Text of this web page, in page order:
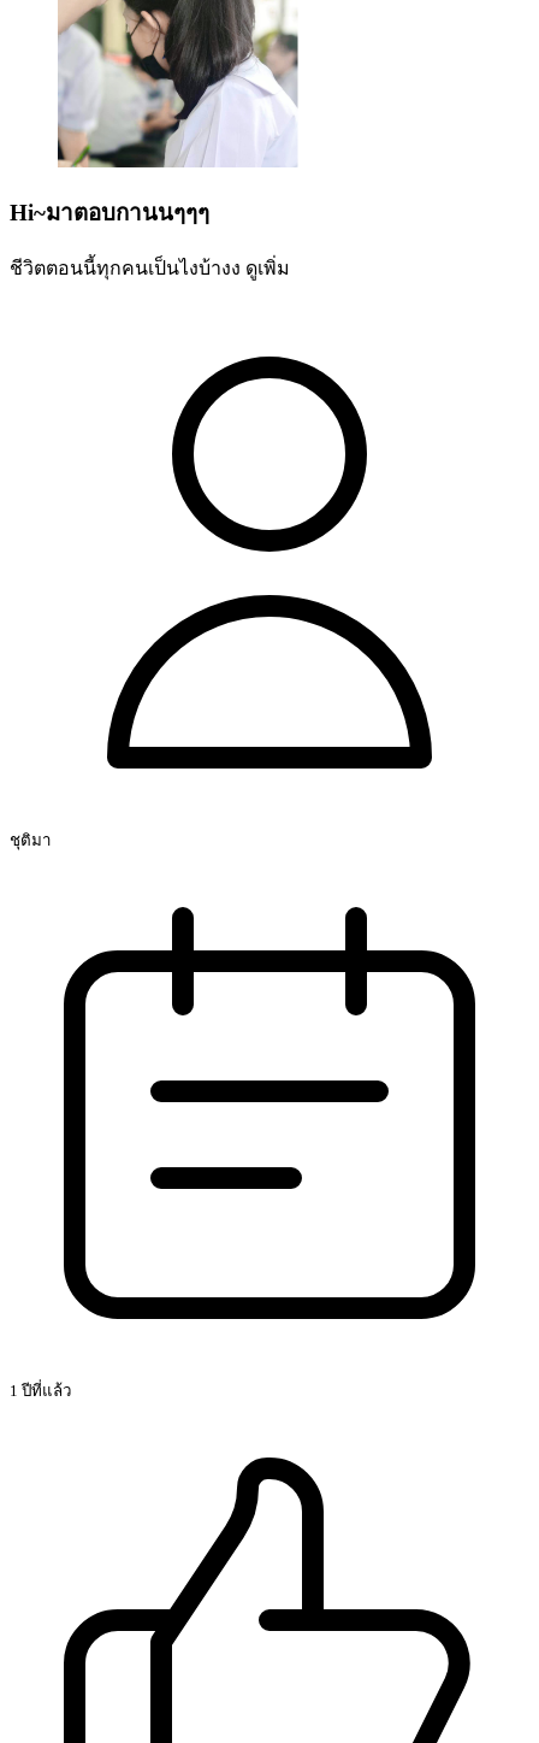
Hi~มาตอบกานนๆๆๆ
ชีวิตตอนนี้ทุกคนเป็นไงบ้างง ดูเพิ่ม
ชุติมา
1 ปีที่แล้ว